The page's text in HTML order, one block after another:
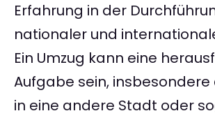
Erfahrung in der
nationaler und
Ein Umzug kann eine
Aufgabe sein, insbesondere
in eine andere Stadt oder